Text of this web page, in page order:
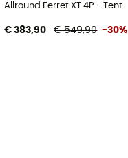
Allround Ferret XT 4P - Tent
€ 383,90 € 549,90 -30%